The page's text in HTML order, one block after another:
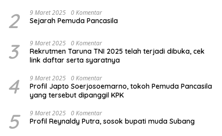
2 9 Maret 2025 0 Komentar
Sejarah Pemuda Pancasila
3 9 Maret 2025 0 Komentar
Rekrutmen Taruna TNI 2025 telah terjadi dibuka, cek
link daftar serta syaratnya
4 9 Maret 2025 0 Komentar
Profil Japto Soerjosoemarno, tokoh Pemuda Pancasila
yang tersebut dipanggil KPK
5 9 Maret 2025 0 Komentar
Profil Reynaldy Putra, sosok bupati muda Subang